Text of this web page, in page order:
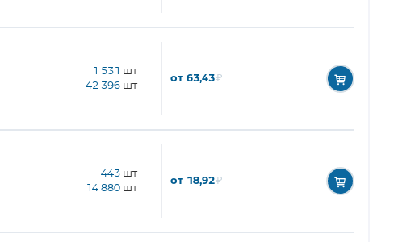
1 531 шт
42 396 шт
от 63,43₽
443 шт
14 880 шт
от 18,92₽